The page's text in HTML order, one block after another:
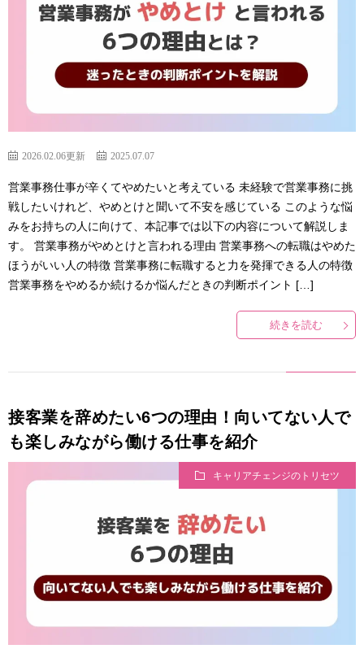
2026.02.06更新 2025.07.07
営業事務仕事が辛くてやめたいと考えている 未経験で営業事務に挑
戦したいけれど、やめとけと聞いて不安を感じている このような悩
みをお持ちの人に向けて、本記事では以下の内容について解説しま
す。 営業事務がやめとけと言われる理由 営業事務への転職はやめた
ほうがいい人の特徴 営業事務に転職すると力を発揮できる人の特徴
営業事務をやめるか続けるか悩んだときの判断ポイント […]
続きを読む
接客業を辞めたい6つの理由！向いてない人で
も楽しみながら働ける仕事を紹介
キャリアチェンジのトリセツ